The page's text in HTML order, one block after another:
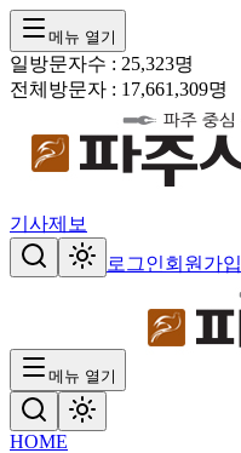
메뉴 열기
일방문자수 : 25,323명
전체방문자 : 17,661,309명
기사제보
로그인회원가입
메뉴 열기
HOME